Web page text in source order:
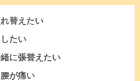
替えたい
たい
に張替えたい
が痛い